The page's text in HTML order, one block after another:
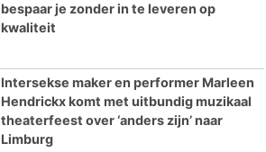
bespaar je zonder in te leveren op
kwaliteit
Intersekse maker en performer Marleen
Hendrickx komt met uitbundig muzikaal
theaterfeest over ‘anders zijn’ naar
Limburg